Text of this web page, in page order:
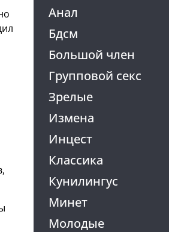
Анал
Бдсм
Большой член
Групповой секс
Зрелые
Измена
Инцест
Классика
Кунилингус
Минет
Молодые